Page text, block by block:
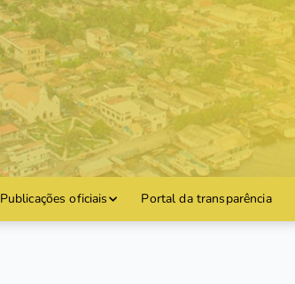
Publicações oficiais Portal da transparência